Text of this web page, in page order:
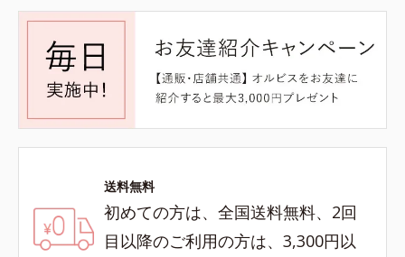
送料無料
初めての方は、全国送料無料、2回
目以降のご利用の方は、3,300円以